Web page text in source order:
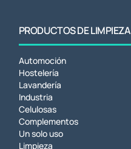
PRODUCTOS DE LIMPIEZA
Automoción
Hostelería
Lavandería
Industria
Celulosas
Complementos
Un solo uso
Limpieza